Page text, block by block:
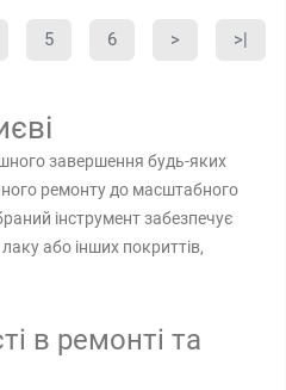
5 6 > >|
завершення будь-яких
ремонту до масштабного
інструмент забезпечує
або інших покриттів,
в ремонті та